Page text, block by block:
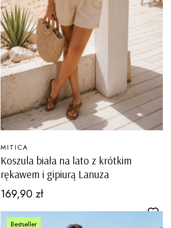
Koszula biała na lato z krótkim
rękawem i gipiurą Lanuza
PRODUCENT
MITICA
Cena
169,90 zł
Bestseller